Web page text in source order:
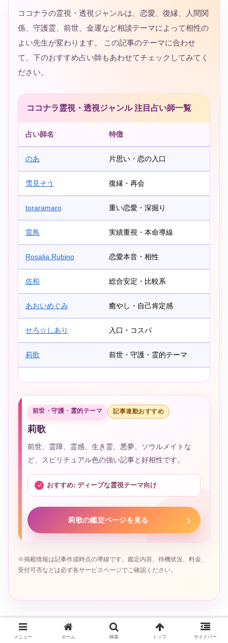
ココナラの霊視・透視ジャンルは、恋愛、復縁、人間関
係、守護霊、前世、金運など相談テーマによって相性の
よい先生が変わります。 この記事のテーマに合わせ
て、下のおすすめ占い師もあわせてチェックしてみてく
ださい。
ココナラ霊視・透視ジャンル 注目占い師一覧
占い師名 特徴
のあ 片思い・恋の入口
雪見そう 復縁・再会
toraramaro 重い恋愛・深掘り
雷鳥 実績重視・本命導線
Rosalia Rubino 恋愛本音・相性
佐和 総合安定・比較系
あおいめぐみ 癒やし・自己肯定感
せろ☆しあり 入口・コスパ
莉歌 前世・守護・霊的テーマ
前世・守護・霊的テーマ 記事連動おすすめ
莉歌
前世、霊障、霊感、生き霊、悪夢、ソウルメイトな
ど、スピリチュアル色の強い記事と好相性です。
おすすめ: ディープな霊視テーマ向け
莉歌の鑑定ページを見る
※掲載情報は記事作成時点の導線です。鑑定内容、待機状況、料金、
受付可否などは必ず各サービスページでご確認ください。
霊視・透視占い師を深掘り
メニュー ホーム 検索 トップ サイドバー